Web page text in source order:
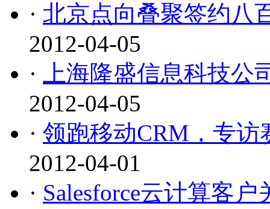
· 北京点向叠聚签约八
2012-04-05
·
上海隆盛信息科技
2012-04-05
· 领跑移动CRM，专访
2012-04-01
· Salesforce云计算客